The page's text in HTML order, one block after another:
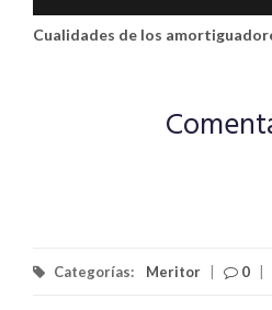
Cualidades de los
Categorías: Meritor 0